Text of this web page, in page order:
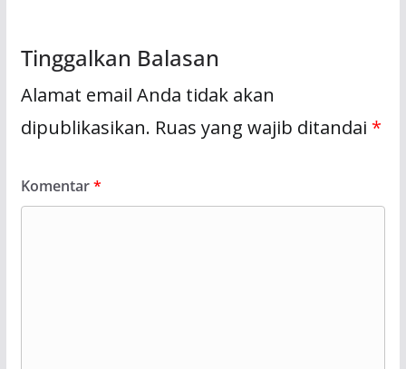
Tinggalkan Balasan
Alamat email Anda tidak akan
dipublikasikan. Ruas yang wajib ditandai *
Komentar*